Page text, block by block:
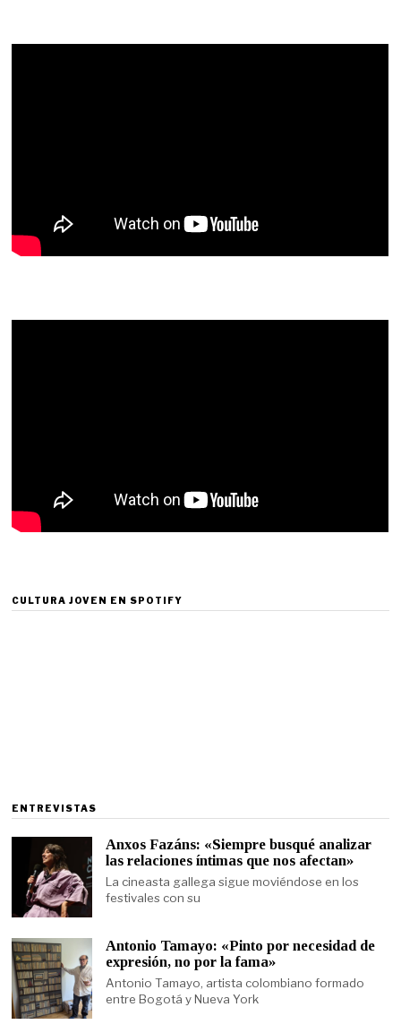
CULTURA JOVEN EN SPOTIFY
ENTREVISTAS
Anxos Fazáns: «Siempre busqué analizar
las relaciones íntimas que nos afectan»
La cineasta gallega sigue moviéndose en los
festivales con su
Antonio Tamayo: «Pinto por necesidad de
expresión, no por la fama»
Antonio Tamayo, artista colombiano formado
entre Bogotá y Nueva York